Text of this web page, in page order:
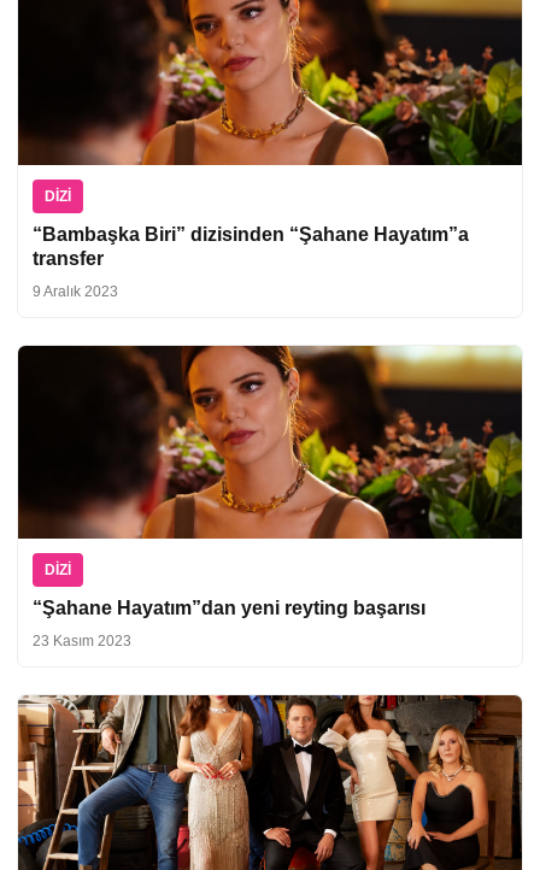
DIZI
“Bambaşka Biri” dizisinden “Şahane Hayatım”a
transfer
9 Aralık 2023
DIZI
“Şahane Hayatım”dan yeni reyting başarısı
23 Kasım 2023